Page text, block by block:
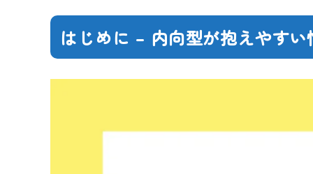
はじめに – 内向型が抱えやす